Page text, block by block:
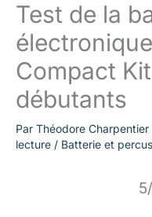
Test de la
Compact
débutants
Par Théodore Charpentier
lecture / Batterie et